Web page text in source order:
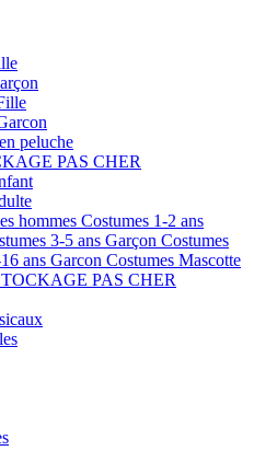
peluche
PAS CHER
hommes Costumes 1-2 ans
3-5 ans Garçon Costumes
ans Garcon Costumes Mascotte
PAS CHER